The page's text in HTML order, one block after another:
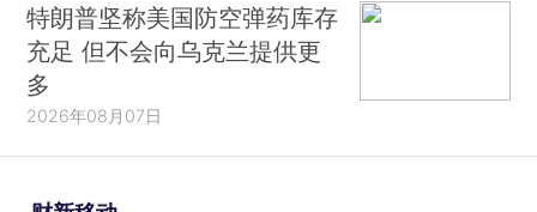
特朗普坚称美国防空弹药库存
充足 但不会向乌克兰提供更
多
2026年08月07日